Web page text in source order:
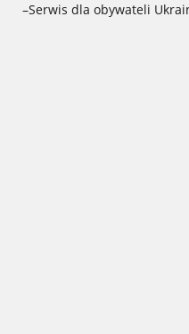
–Serwis dla obywateli